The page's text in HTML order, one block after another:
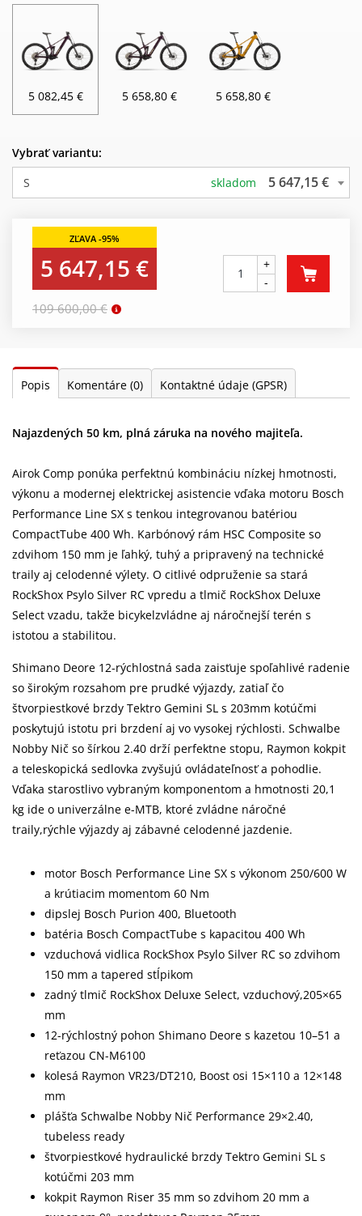
5 082,45 € 5 658,80 € 5 658,80 €
Vybrať variantu:
S
skladom 5 647,15 €
5 647,15 €
109 600,00 €
+
-
Popis Komentáre (0) Kontaktné údaje (GPSR)
Najazdených 50 km, plná záruka na nového majiteľa.
Airok Comp ponúka perfektnú kombináciu nízkej hmotnosti,
výkonu a modernej elektrickej asistencie vďaka motoru Bosch
Performance Line SX s tenkou integrovanou batériou
CompactTube 400 Wh. Karbónový rám HSC Composite so
zdvihom 150 mm je ľahký, tuhý a pripravený na technické
traily aj celodenné výlety. O citlivé odpruženie sa stará
RockShox Psylo Silver RC vpredu a tlmič RockShox Deluxe
Select vzadu, takže bicykelzvládne aj náročnejší terén s
istotou a stabilitou.
Shimano Deore 12-rýchlostná sada zaisťuje spoľahlivé radenie
so širokým rozsahom pre prudké výjazdy, zatiaľ čo
štvorpiestkové brzdy Tektro Gemini SL s 203mm kotúčmi
poskytujú istotu pri brzdení aj vo vysokej rýchlosti. Schwalbe
Nobby Nič so šírkou 2.40 drží perfektne stopu, Raymon kokpit
a teleskopická sedlovka zvyšujú ovládateľnosť a pohodlie.
Vďaka starostlivo vybraným komponentom a hmotnosti 20,1
kg ide o univerzálne e-MTB, ktoré zvládne náročné
traily,rýchle výjazdy aj zábavné celodenné jazdenie.
motor Bosch Performance Line SX s výkonom 250/600 W
a krútiacim momentom 60 Nm
dipslej Bosch Purion 400, Bluetooth
batéria Bosch CompactTube s kapacitou 400 Wh
vzduchová vidlica RockShox Psylo Silver RC so zdvihom
150 mm a tapered stĺpikom
zadný tlmič RockShox Deluxe Select, vzduchový,205×65
mm
12-rýchlostný pohon Shimano Deore s kazetou 10–51 a
reťazou CN-M6100
kolesá Raymon VR23/DT210, Boost osi 15×110 a 12×148
mm
plášťa Schwalbe Nobby Nič Performance 29×2.40,
tubeless ready
štvorpiestkové hydraulické brzdy Tektro Gemini SL s
kotúčmi 203 mm
kokpit Raymon Riser 35 mm so zdvihom 20 mm a